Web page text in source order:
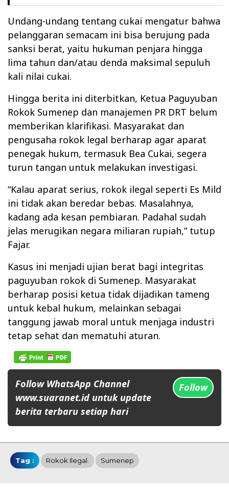
Undang-undang tentang cukai mengatur bahwa
pelanggaran semacam ini bisa berujung pada
sanksi berat, yaitu hukuman penjara hingga
lima tahun dan/atau denda maksimal sepuluh
kali nilai cukai.
Hingga berita ini diterbitkan, Ketua Paguyuban
Rokok Sumenep dan manajemen PR DRT belum
memberikan klarifikasi. Masyarakat dan
pengusaha rokok legal berharap agar aparat
penegak hukum, termasuk Bea Cukai, segera
turun tangan untuk melakukan investigasi.
“Kalau aparat serius, rokok ilegal seperti Es Mild
ini tidak akan beredar bebas. Masalahnya,
kadang ada kesan pembiaran. Padahal sudah
jelas merugikan negara miliaran rupiah,” tutup
Fajar.
Kasus ini menjadi ujian berat bagi integritas
paguyuban rokok di Sumenep. Masyarakat
berharap posisi ketua tidak dijadikan tameng
untuk kebal hukum, melainkan sebagai
tanggung jawab moral untuk menjaga industri
tetap sehat dan mematuhi aturan.
Follow WhatsApp Channel
www.suaranet.id untuk update
berita terbaru setiap hari
Follow
Tag : Rokok Ilegal. Sumenep